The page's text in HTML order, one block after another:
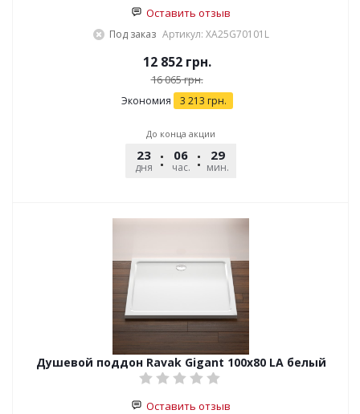
Оставить отзыв
Под заказ Артикул: XA25G70101L
12 852грн.
16 065грн.
Экономия 3 213 грн.
До конца акции
23
дня
06
час.
29
мин.
Душевой поддон Ravak Gigant 100x80 LA белый
Оставить отзыв